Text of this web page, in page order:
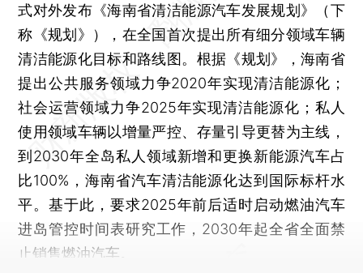
式对外发布《海南省清洁能源汽车发展规划》（下
称《规划》），在全国首次提出所有细分领域车辆
清洁能源化目标和路线图。根据《规划》，海南省
提出公共服务领域力争2020年实现清洁能源化；
社会运营领域力争2025年实现清洁能源化；私人
使用领域车辆以增量严控、存量引导更替为主线，
到2030年全岛私人领域新增和更换新能源汽车占
比100%，海南省汽车清洁能源化达到国际标杆水
平。基于此，要求2025年前后适时启动燃油汽车
进岛管控时间表研究工作，2030年起全省全面禁
止销售燃油汽车。